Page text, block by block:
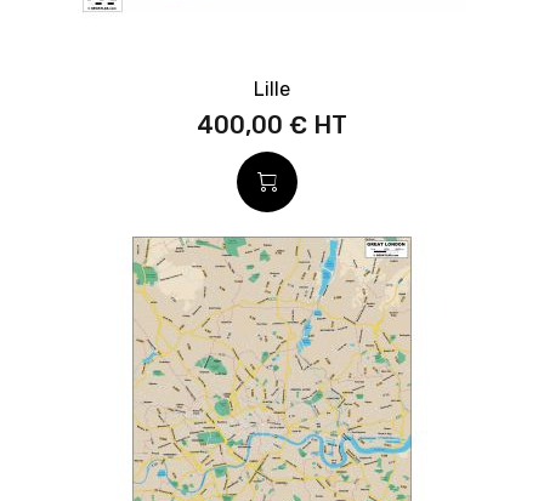
Lille
400,00 €